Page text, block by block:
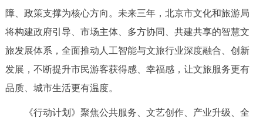
决策公开 专题公开
政务服务
个人服务 法人服务 部门服务
障、政策支撑为核心方向。未来三年，北京市文化和旅游局
将构建政府引导、市场主体、多方协同、共建共享的智慧文
旅发展体系，全面推动人工智能与文旅行业深度融合、创新
发展，不断提升市民游客获得感、幸福感，让文旅服务更有
品质、城市生活更有温度。
《行动计划》聚焦公共服务、文艺创作、产业升级、全